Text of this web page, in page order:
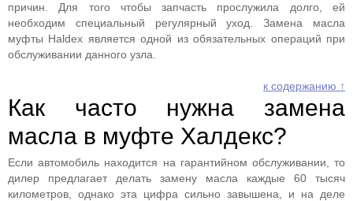
причин. Для того чтобы запчасть прослужила долго, ей
необходим специальный регулярный уход. Замена масла
муфты Haldex является одной из обязательных операций при
обслуживании данного узла.
к содержанию ↑
Как часто нужна замена
масла в муфте Халдекс?
Если автомобиль находится на гарантийном обслуживании, то
дилер предлагает делать замену масла каждые 60 тысяч
километров, однако эта цифра сильно завышена, и на деле